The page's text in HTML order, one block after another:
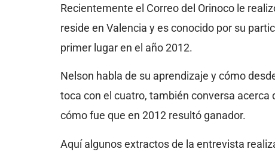
Recientemente el Correo del Orinoco le
reside en Valencia y es conocido por su
primer lugar en el año 2012.
Nelson habla de su aprendizaje y cómo
toca con el cuatro, también conversa acerca
cómo fue que en 2012 resultó ganador.
Aquí algunos extractos de la entrevista